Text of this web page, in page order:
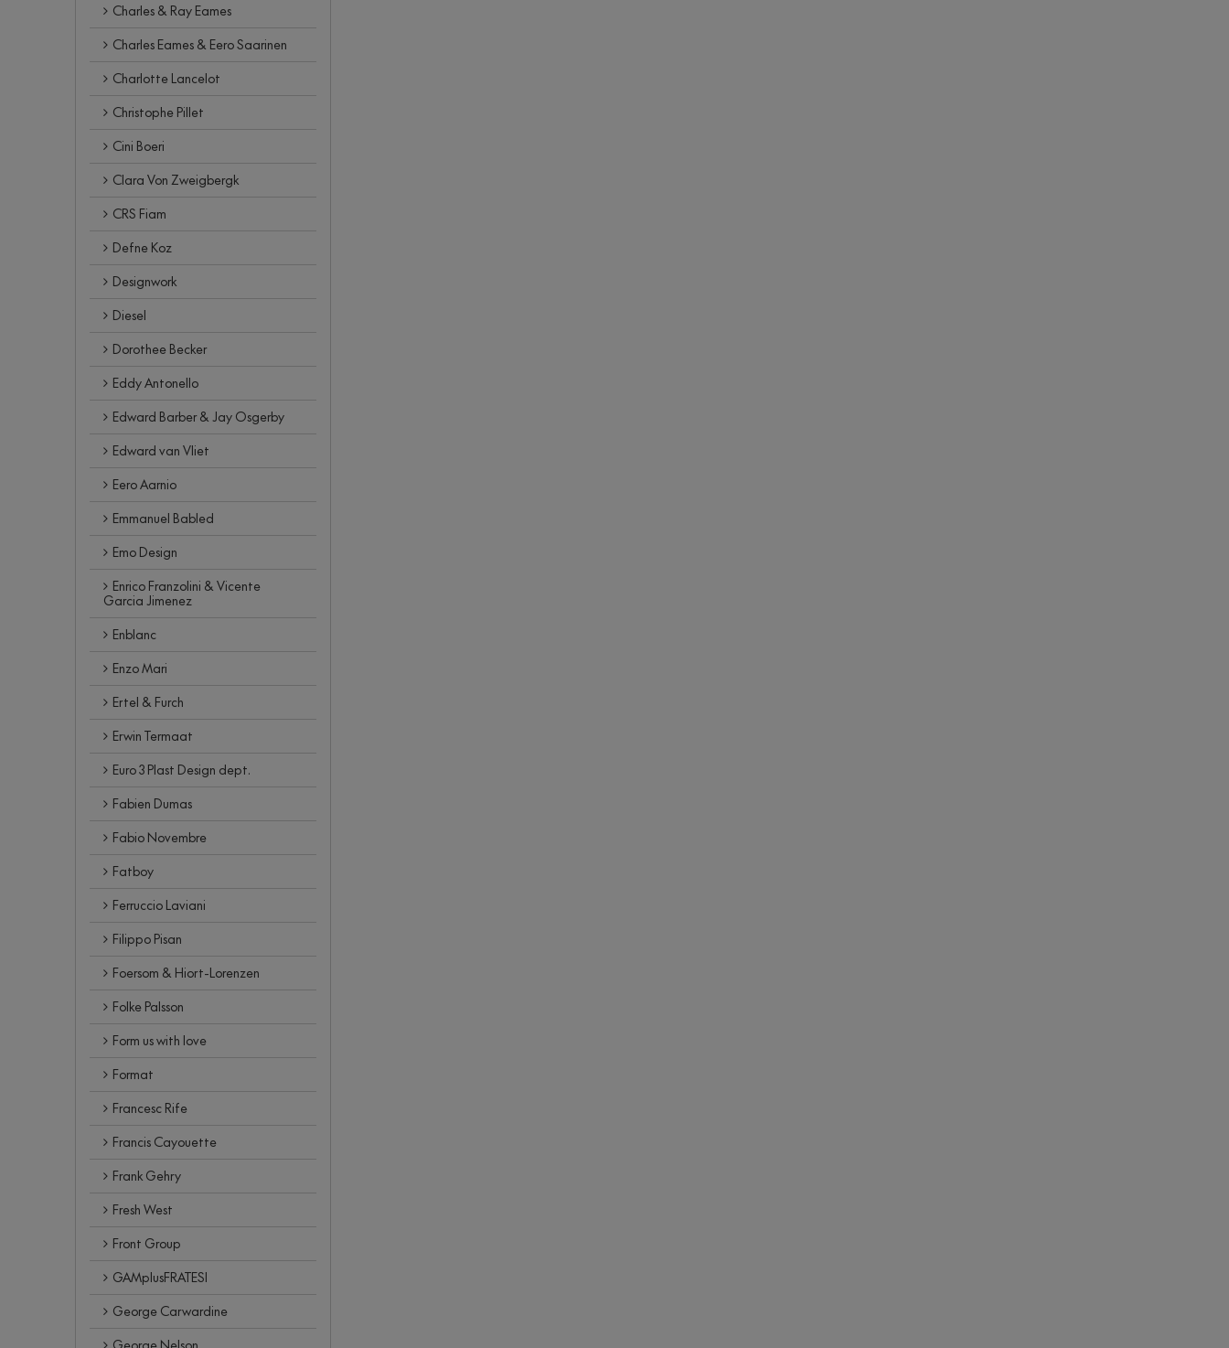
Charles & Ray Eames
Charles Eames & Eero Saarinen
Charlotte Lancelot
Christophe Pillet
Cini Boeri
Clara Von Zweigbergk
CRS Fiam
Defne Koz
Designwork
Diesel
Dorothee Becker
Eddy Antonello
Edward Barber & Jay Osgerby
Edward van Vliet
Eero Aarnio
Emmanuel Babled
Emo Design
Enrico Franzolini & Vicente
Garcia Jimenez
Enblanc
Enzo Mari
Ertel & Furch
Erwin Termaat
Euro 3 Plast Design dept.
Fabien Dumas
Fabio Novembre
Fatboy
Ferruccio Laviani
Filippo Pisan
Foersom & Hiort-Lorenzen
Folke Palsson
Form us with love
Format
Francesc Rife
Francis Cayouette
Frank Gehry
Fresh West
Front Group
GAMplusFRATESI
George Carwardine